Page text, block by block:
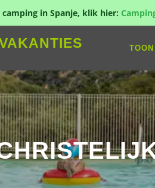
camping in Spanje, klik hier: